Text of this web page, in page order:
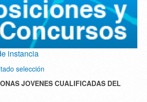
instancia
selección
JOVENES CUALIFICADAS DEL